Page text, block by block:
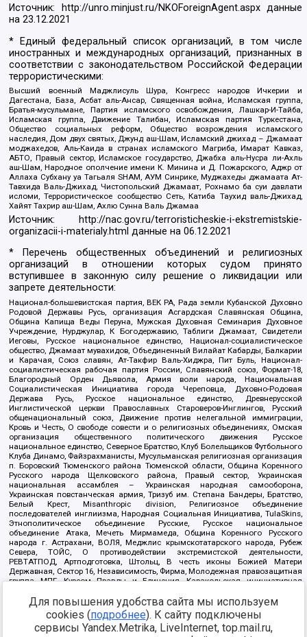
Источник: http://unro.minjust.ru/NKOForeignAgent.aspxданные
на23.12.2021
* Единый федеральный список организаций, в том числе
иностранных и международных организаций, признанных в
соответствии с законодательством Российской Федерации
террористическими:
Высший военный Маджлисуль Шура, Конгресс народов Ичкерии и
Дагестана, База, Асбат аль-Ансар, Священная война, Исламская группа,
Братья-мусульмане, Партия исламского освобождения, Лашкар-И-Тайба,
Исламская группа, Движение Талибан, Исламская партия Туркестана,
Общество социальных реформ, Общество возрождения исламского
наследия, Дом двух святых, Джунд аш-Шам, Исламский джихад – Джамаат
моджахедов, Аль-Каида в странах исламского Магриба, Имарат Кавказ,
АБТО, Правый сектор, Исламское государство, Джабха аль-Нусра ли-Ахль
аш-Шам, Народное ополчение имени К. Минина и Д. Пожарского, Аджр от
Аллаха Субхану уа Тагьаля SHAM, АУМ Синрике, Муджахеды джамаата Ат-
Тавхида Валь-Джихад, Чистопольский Джамаат, Рохнамо ба суи давлати
исломи, Террористическое сообщество Сеть, Катиба Таухид валь-Джихад,
Хайят Тахрир аш-Шам, Ахлю Сунна Валь Джамаа
Источник:
http://nac.gov.ru/terroristicheskie-i-ekstremistskie-
organizacii-i-materialy.html данные на06.12.2021
* Перечень общественных объединений и религиозных
организаций в отношении которых судом принято
вступившее в законную силу решение о ликвидации или
запрете деятельности:
Национал-большевистская партия, ВЕК РА, Рада земли Кубанской Духовно
Родовой Державы Русь, организация Асгардская Славянская Община,
Община Капища Веды Перуна, Мужская Духовная Семинария Духовное
Учреждение, Нурджулар, К Богодержавию, Таблиги Джамаат, Свидетели
Иеговы, Русское национальное единство, Национал-социалистическое
общество, Джамаат мувахидов, Объединенный Вилайат Кабарды, Балкарии
и Карачая, Союз славян, Ат-Такфир Валь-Хиджра, Пит Буль, Национал-
социалистическая рабочая партия России, Славянский союз, Формат-18,
Благородный Орден Дьявола, Армия воли народа, Национальная
Социалистическая Инициатива города Череповца, Духовно-Родовая
Держава Русь, Русское национальное единство, Древнерусской
Инглистической церкви Православных Староверов-Инглингов, Русский
общенациональный союз, Движение против нелегальной иммиграции,
Кровь и Честь, О свободе совести и о религиозных объединениях, Омская
организация общественного политического движения Русское
национальное единство, Северное Братство, Клуб Болельщиков Футбольного
Клуба Динамо, Файзрахманисты, Мусульманская религиозная организация
п. Боровский Тюменского района Тюменской области, Община Коренного
Русского народа Щелковского района, Правый сектор, Украинская
национальная ассамблея – Украинская народная самооборона,
Украинская повстанческая армия, Тризуб им. Степана Бандеры, Братство,
Белый Крест, Misanthropic division, Религиозное объединение
последователей инглиизма, Народная Социальная Инициатива, TulaSkins,
Этнополитическое объединение Русские, Русское национальное
объединение Атака, Мечеть Мирмамеда, Община Коренного Русского
народа г. Астрахани, ВОЛЯ, Меджлис крымскотатарского народа, Рубеж
Севера, ТОЙС, О противодействии экстремистской деятельности,
РЕВТАТПОД, Артподготовка, Штольц, В честь иконы Божией Матери
Державная, Сектор 16, Независимость, Фирма, Молодежная правозащитная
группа МПГ, Курсом Правды и Единения, Каракольская инициативная
Благотворительный пансионат Ак Умут, Русская республика Русь,
Арестантское уголовное единство, Башкорт, Нация и свобода, W.H.С., Фалунь
Дафа, Иртыш Ultras, Русский Патриотический клуб-Новокузнецк/РПК,
Сибирский державный союз, Фонд борьбы с коррупцией, Фонд защиты прав
Для повышения удобства сайта мы используем
cookies (подробнее). К сайту подключены
сервисы Yandex.Metrika, LiveInternet, top.mail.ru,